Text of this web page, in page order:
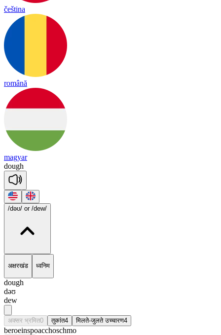
čeština
română
magyar
dough
/dəʊ/ or /dew/
अक्षरखंड ध्वनिम
dough
dəʊ
dew
अक्सर भ्रमित0 तुकांत4 मिलते-जुलते उच्चारण4
beroeinspoacchoschmo